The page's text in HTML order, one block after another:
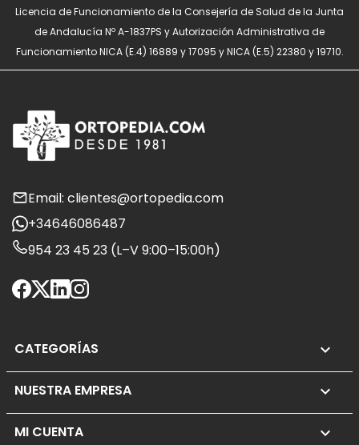
Licencia de Funcionamiento de la Consejería de Salud de la Junta
de Andalucía Nº A-1837PS y Autorización Administrativa de
Funcionamiento NICA (E.4) 16889 y 17095 y NICA (E.5) 22380 y 19710.
Email: clientes@ortopedia.com
+34646086487
954 23 45 23 (L–V 9:00–15:00h)
CATEGORÍAS 
NUESTRA EMPRESA 
MI CUENTA 